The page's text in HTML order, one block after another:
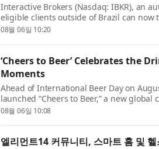
Interactive Brokers (Nasdaq: IBKR), an
eligible clients outside of Brazil can
through the B3 exchange. Intera...
08월 06일 10:20
‘Cheers to Beer’ Celebrates the
Moments
Ahead of International Beer Day on
launched “Cheers to Beer,” a new
plays in culture and communities
08월 06일 10:08
엘리먼트14 커뮤니티, 스마트 홈 및